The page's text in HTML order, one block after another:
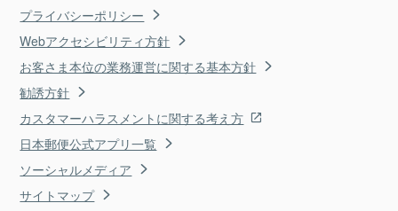
プライバシーポリシー
Webアクセシビリティ方針
お客さま本位の業務運営に関する基本方針
勧誘方針
カスタマーハラスメントに関する考え方
日本郵便公式アプリ一覧
ソーシャルメディア
サイトマップ